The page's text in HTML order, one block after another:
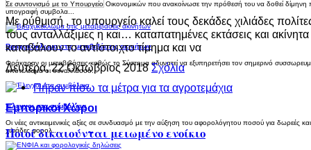
Σε συντονισμό με το Υπουργείο Οικονομικών που ανακοίνωσε την πρόθεσή του να δοθεί
υπογραφή συμβολα...
Βραχυκύκλωμα στις μεταβιβάσεις ακινήτων
Φράκαραν οι μεταβιβάσεις καθώς το Σύστημα αδυνατεί να εξυπηρετήσει τον σημερινό
αποτέλεσμα οι συναλλασσό...
Έλεγχοι στα συμβόλαια
Οι νέες αντικειμενικές αξίες σε συνδυασμό με την αύξηση του αφορολόγητου ποσού για
χιλιάδες φορολ...
Με ρύθμισή , το υπουργείο καλεί τους δεκάδες χιλιάδες
τους ανταλλάξιμες η και… καταπατημένες εκτάσεις και
καταβάλουν το αντίστοιχτο τίμημα και να
Δευτέρα, 22 Οκτώβριος 2018Σχόλια
Πήραν πίσω τα μέτρα για τα αγροτεμάχια
Εμπορικοί Χώροι
Ποιοί δικαιούνται μειωμένο ενοίκιο